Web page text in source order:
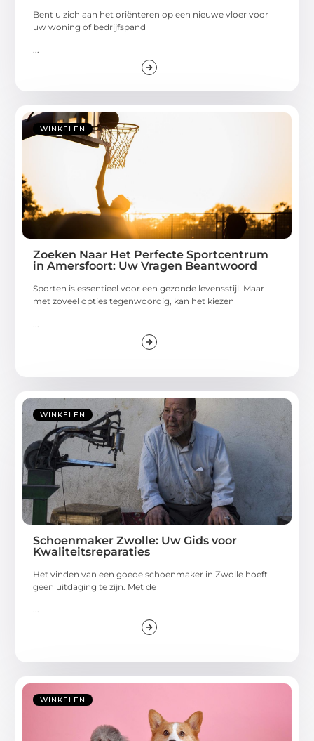
Bent u zich aan het oriënteren op een nieuwe vloer voor
uw woning of bedrijfspand
...
WINKELEN
Zoeken Naar Het Perfecte Sportcentrum
in Amersfoort: Uw Vragen Beantwoord
Sporten is essentieel voor een gezonde levensstijl. Maar
met zoveel opties tegenwoordig, kan het kiezen
WINKELEN
Schoenmaker Zwolle: Uw Gids voor
Kwaliteitsreparaties
Het vinden van een goede schoenmaker in Zwolle hoeft
geen uitdaging te zijn. Met de
...
WINKELEN